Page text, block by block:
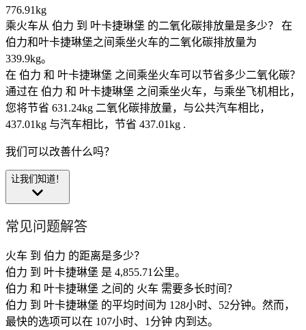
776.91kg
乘火车从 伯力 到 叶卡捷琳堡 的二氧化碳排放量是多少？
在
伯力和叶卡捷琳堡之间乘坐火车的二氧化碳排放量为
339.9kg。
在 伯力 和 叶卡捷琳堡 之间乘坐火车可以节省多少二氧化碳？
通过在 伯力 和 叶卡捷琳堡 之间乘坐火车，与乘坐飞机相比，
您将节省 631.24kg 二氧化碳排放量，与公共汽车相比，
437.01kg 与汽车相比，节省 437.01kg .
我们可以改善什么吗？
让我们知道！
常见问题解答
火车 到 伯力 的距离是多少？
伯力 到 叶卡捷琳堡 是 4,855.71公里。
伯力 和 叶卡捷琳堡 之间的 火车 需要多长时间？
伯力 到 叶卡捷琳堡 的平均时间为 128小时、52分钟。然而，
最快的选项可以在 107小时、1分钟 内到达。